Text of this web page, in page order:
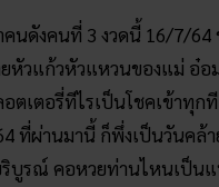
คนดังคนที่ 3 งวดนี้ 16/7/64
หัวแก้วหัวแหวนของแม่ อ๋อ
ตเตอรี่ทีไรเป็นโชคเข้าทุก
ที่ผ่านมานี้ ก็พึ่งเป็นวันคล้า
บูรณ์ คอหวยท่านไหนเป็น